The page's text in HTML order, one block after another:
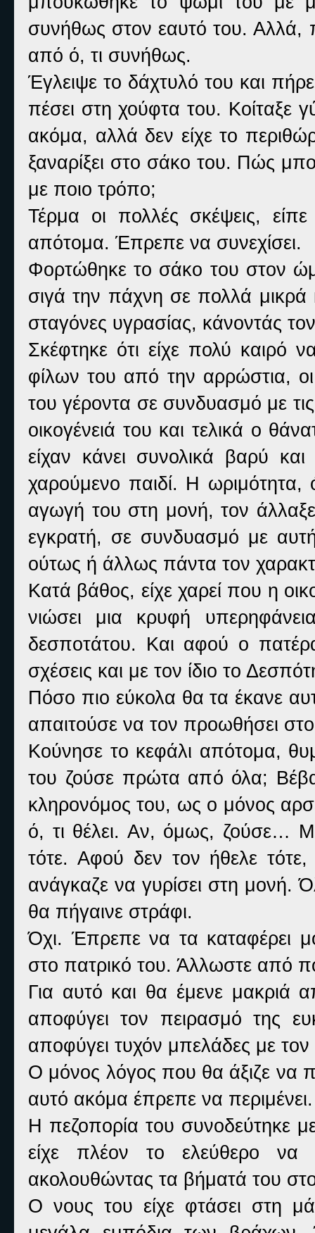
συνήθως στον εαυτό του. Αλλά,
από ό, τι συνήθως.
Έγλειψε το δάχτυλό του και
πέσει στη χούφτα του. Κοίταξε
ακόμα, αλλά δεν είχε το
ξαναρίξει στο σάκο του. Πώς
με ποιο τρόπο;
Τέρμα οι πολλές σκέψεις,
απότομα. Έπρεπε να συνεχίσει.
Φορτώθηκε το σάκο του στον
σιγά την πάχνη σε πολλά μικρά
σταγόνες υγρασίας, κάνοντάς
Σκέφτηκε ότι είχε πολύ
φίλων του από την αρρώστια, οι
του γέροντα σε συνδυασμό με
οικογένειά του και τελικά ο
είχαν κάνει συνολικά βαρύ
χαρούμενο παιδί. Η
αγωγή του στη μονή, τον
εγκρατή, σε συνδυασμό με
ούτως ή άλλως πάντα τον
Κατά βάθος, είχε χαρεί που η
νιώσει μια κρυφή
δεσποτάτου. Και αφού ο
σχέσεις και με τον ίδιο το
Πόσο πιο εύκολα θα τα έκανε
απαιτούσε να τον προωθήσει
Κούνησε το κεφάλι απότομα,
του ζούσε πρώτα από όλα;
κληρονόμος του, ως ο μόνος
ό, τι θέλει. Αν, όμως, ζούσε…
τότε. Αφού δεν τον ήθελε
ανάγκαζε να γυρίσει στη μονή.
θα πήγαινε στράφι.
Όχι. Έπρεπε να τα καταφέρει
στο πατρικό του. Άλλωστε από
Για αυτό και θα έμενε
αποφύγει τον πειρασμό της
αποφύγει τυχόν μπελάδες με
Ο μόνος λόγος που θα άξιζε να
αυτό ακόμα έπρεπε να περιμένει.
Η πεζοπορία του συνοδεύτηκε
είχε πλέον το ελεύθερο
ακολουθώντας τα βήματά του
Ο νους του είχε φτάσει στη